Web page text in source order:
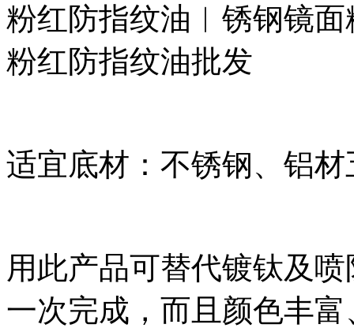
粉红防指纹油︱锈钢镜
粉红防指纹油批发
适宜底材：不锈钢、铝
用此产品可替代镀钛及
一次完成，而且颜色丰